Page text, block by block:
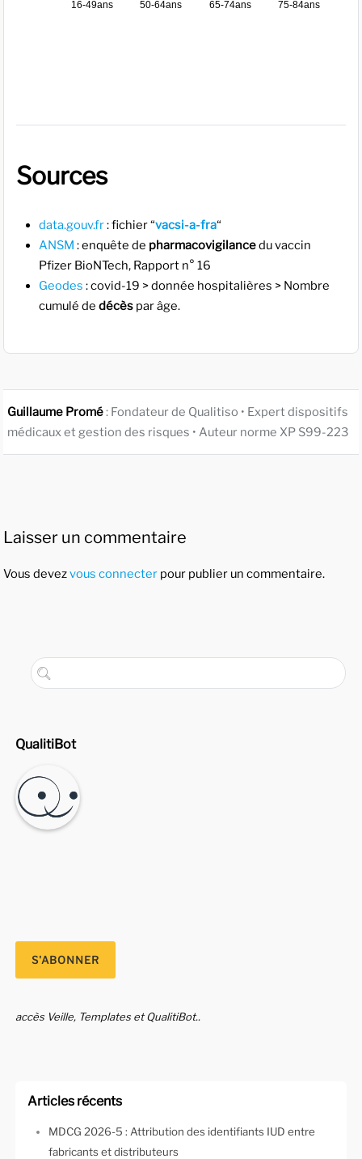
Sources
data.gouv.fr: fichier “vacsi-a-fra“
ANSM : enquête de pharmacovigilancedu vaccin
Pfizer BioNTech, Rapport n° 16
Geodes : covid-19 > donnée hospitalières > Nombre
cumulé dedécès par âge.
Guillaume Promé: Fondateur de Qualitiso • Expert dispositifs
médicaux et gestion des risques • Auteur norme XP S99-223
Laisser un commentaire
Vous devezvous connecter pour publier un commentaire.
QualitiBot
accès Veille, Templates et QualitiBot..
Articles récents
MDCG 2026-5 : Attribution des identifiants IUD entre
fabricants et distributeurs